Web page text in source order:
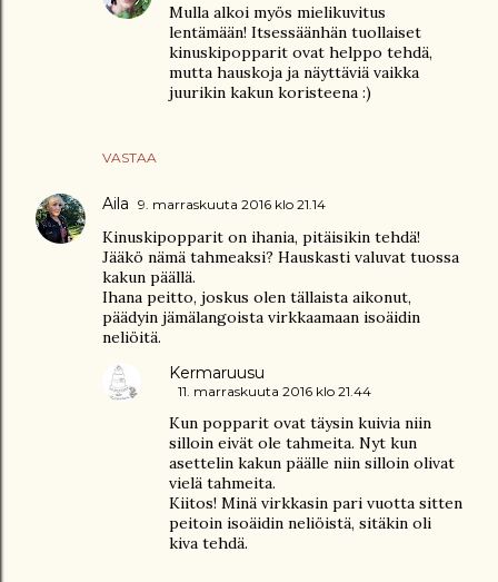
VASTAA
Mulla alkoi myös mielikuvitus
lentämään! Itsessäänhän tuollaiset
kinuskipopparit ovat helppo tehdä,
mutta hauskoja ja näyttäviä vaikka
juurikin kakun koristeena :)
Aila 9. marraskuuta 2016 klo 21.14
Kinuskipopparit on ihania, pitäisikin tehdä!
Jääkö nämä tahmeaksi? Hauskasti valuvat tuossa
kakun päällä.
Ihana peitto, joskus olen tällaista aikonut,
päädyin jämälangoista virkkaamaan isoäidin
neliöitä.
Kermaruusu
11. marraskuuta 2016 klo 21.44
Kun popparit ovat täysin kuivia niin
silloin eivät ole tahmeita. Nyt kun
asettelin kakun päälle niin silloin olivat
vielä tahmeita.
Kiitos! Minä virkkasin pari vuotta sitten
peitoin isoäidin neliöistä, sitäkin oli
kiva tehdä.